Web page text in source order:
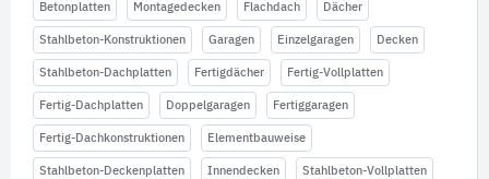
Betonplatten Montagedecken Flachdach Dächer
Stahlbeton-Konstruktionen Garagen Einzelgaragen Decken
Stahlbeton-Dachplatten Fertigdächer Fertig-Vollplatten
Fertig-Dachplatten Doppelgaragen Fertiggaragen
Fertig-Dachkonstruktionen Elementbauweise
Stahlbeton-Deckenplatten Innendecken Stahlbeton-Vollplatten